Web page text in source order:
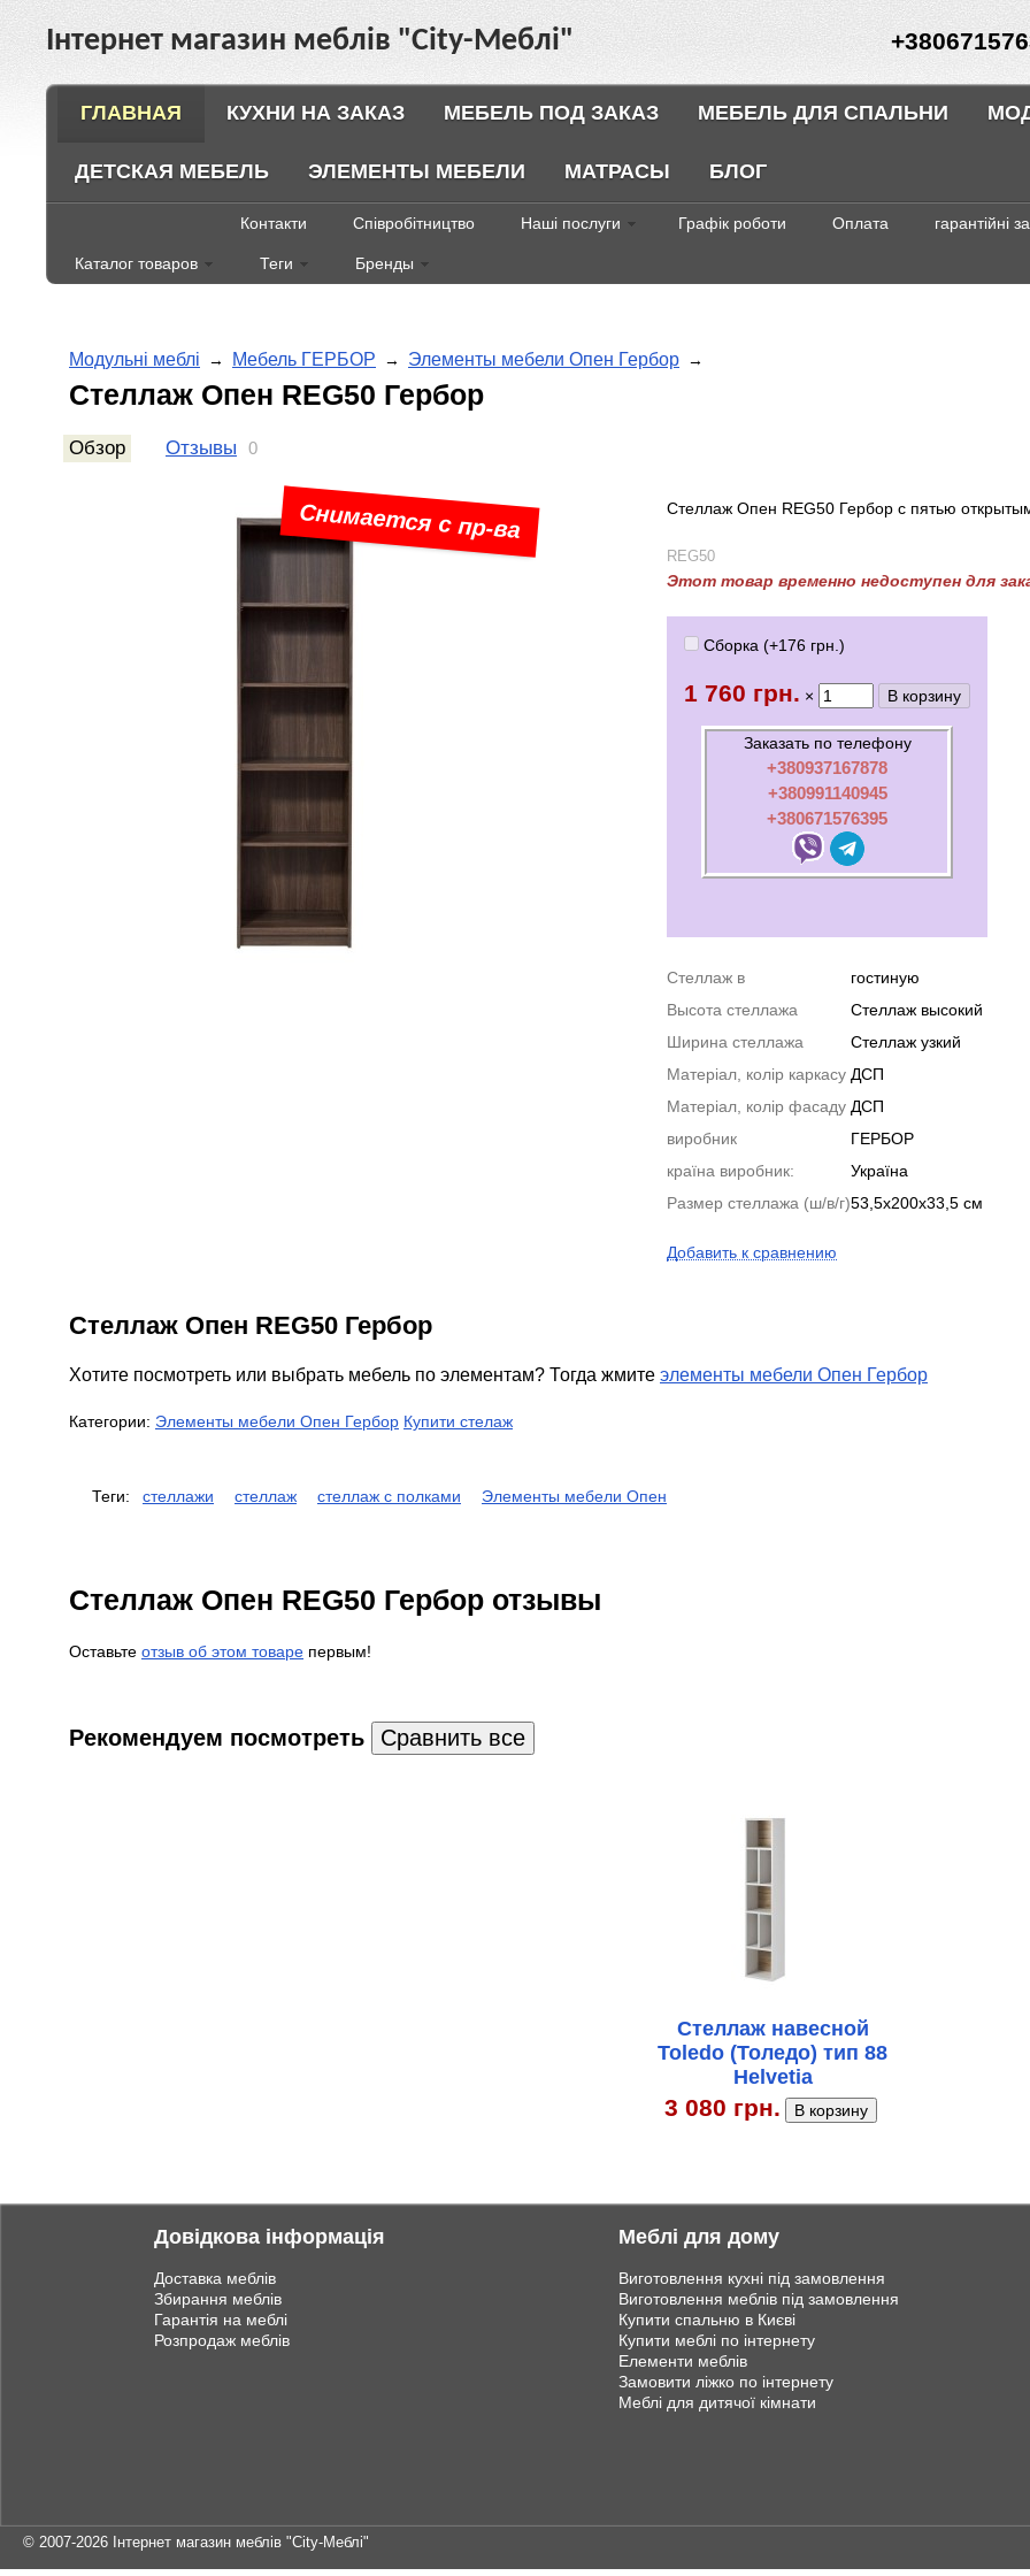
Інтернет магазин меблів "City-Меблі"
ГЛАВНАЯ КУХНИ НА ЗАКАЗ МЕБЕЛЬ ПОД ЗАКАЗ МЕБЕЛЬ ДЛЯ СПАЛЬНИ
ДЕТСКАЯ МЕБЕЛЬ ЭЛЕМЕНТЫ МЕБЕЛИ МАТРАСЫ БЛОГ
Контакти Співробітництво Наші послуги Графік роботи Оплата гарантійні
Каталог товаров Теги Бренды
Модульні меблі → Мебель ГЕРБОР → Элементы мебели Опен Гербор →
Стеллаж Опен REG50 Гербор
Обзор Отзывы 0
Снимается с пр-ва Стеллаж Опен REG50 Гербор с пятью
REG50
Этот товар временно недоступен для
Сборка (+176 грн. )
1 760 грн. ×
Заказать по телефону
+380937167878
+380991140945
+380671576395
Стеллаж в
гостиную
Высота стеллажа
Стеллаж высокий
Ширина стеллажа
Стеллаж узкий
Матеріал, колір каркасу ДСП
Матеріал, колір фасаду ДСП
виробник
ГЕРБОР
країна виробник:
Україна
Размер стеллажа (ш/в/г)53,5х200х33,5 см
Добавить к сравнению
Стеллаж Опен REG50 Гербор
Хотите посмотреть или выбрать мебель по элементам? Тогда жмите элементы мебели Опен Гербор
Категории: Элементы мебели Опен Гербор Купити стелаж
Теги: стеллажи стеллаж стеллаж с полками Элементы мебели Опен
Стеллаж Опен REG50 Гербор отзывы
Оставьте отзыв об этом товаре первым!
Рекомендуем посмотреть
Стеллаж навесной
Toledo (Толедо) тип 88
Helvetia
3 080 грн.
Довідкова інформація
Доставка меблів
Збирання меблів
Гарантія на меблі
Розпродаж меблів
Меблі для дому
Виготовлення кухні під замовлення
Виготовлення меблів під замовлення
Купити спальню в Києві
Купити меблі по інтернету
Елементи меблів
Замовити ліжко по інтернету
Меблі для дитячої кімнати
© 2007-2026 Інтернет магазин меблів "City-Меблі"